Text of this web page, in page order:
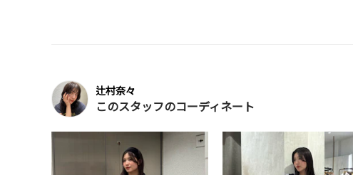
辻村奈々
このスタッフのコーディネート